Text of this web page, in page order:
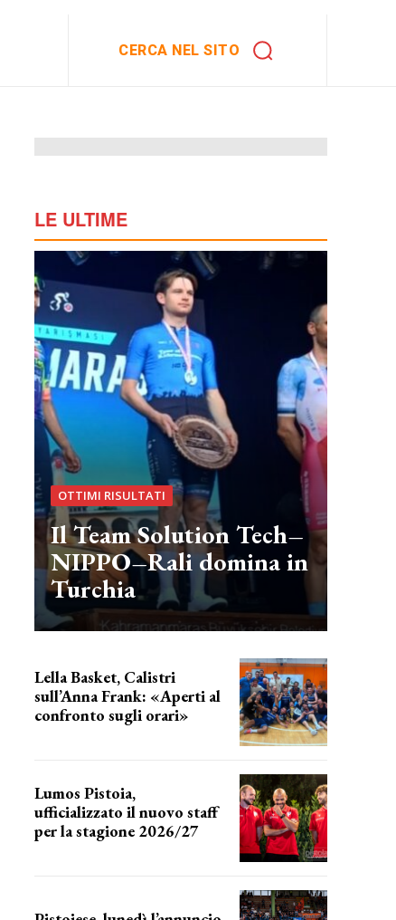
CERCA NEL SITO
LE ULTIME
OTTIMI RISULTATI
Il Team Solution Tech–
NIPPO–Rali domina in
Turchia
Lella Basket, Calistri
sull’Anna Frank: «Aperti al
confronto sugli orari»
Lumos Pistoia,
ufficializzato il nuovo staff
per la stagione 2026/27